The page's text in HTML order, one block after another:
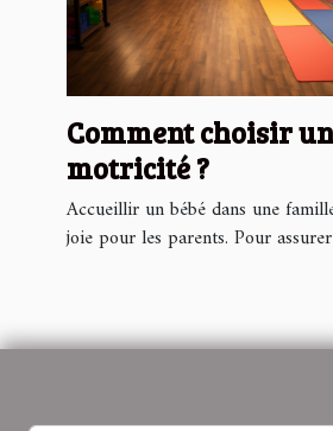
Comment choisir
motricité ?
Accueillir un bébé dans une
joie pour les parents. Pour